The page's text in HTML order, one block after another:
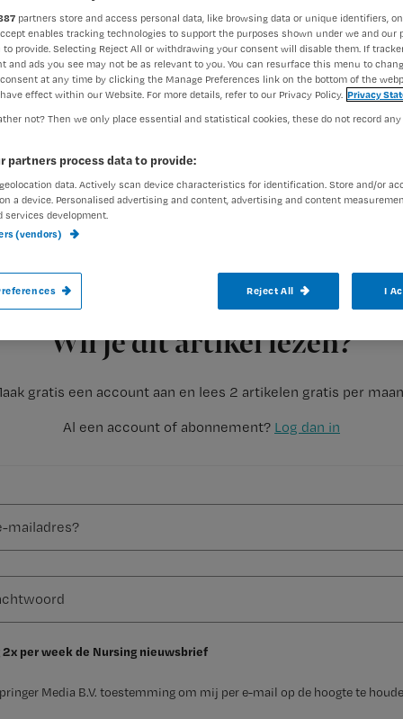
Auteur:Nienke Berends9
Wil je dit artikel lezen?
gratis een account aan en lees 2 artikelen gratis per
Al een account of abonnement? Log dan in
2x per week de Nursing nieuwsbrief
Media B.V. toestemming om mij per e-mail op de hoogte te
Er is 5 miljoen extra beschikbaar
Landelijk Actieplan Zeggenschap en
vragen, is nu open.
partners store and access personal data, like browsing data or unique identifiers,
enables tracking technologies to support the purposes shown under we and our
to provide. Selecting Reject All or withdrawing your consent will disable them. If
and ads you see may not be as relevant to you. You can resurface this menu to
at any time by clicking the Manage Preferences link on the bottom of the
effect within our Website. For more details, refer to our Privacy Policy. Privacy
not? Then we only place essential and statistical cookies, these do not record
partners process data to provide:
data. Actively scan device characteristics for identification. Store and/or
a device. Personalised advertising and content, advertising and content
services development.
(vendors)
Reject All I